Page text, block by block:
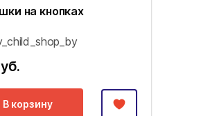
на кнопках
В корзину